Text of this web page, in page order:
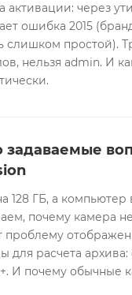
активации: через
ошибка 2015
слишком простой).
нельзя admin. И
задаваемые
128 ГБ, а
почему камера
проблему
для расчета
И почему обычные